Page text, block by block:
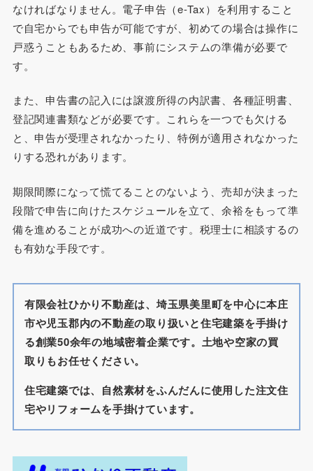
なければなりません。電子申告（e-Tax）を利用すること
で自宅からでも申告が可能ですが、初めての場合は操作に
戸惑うこともあるため、事前にシステムの準備が必要で
す。
また、申告書の記入には譲渡所得の内訳書、各種証明書、
登記関連書類などが必要です。これらを一つでも欠ける
と、申告が受理されなかったり、特例が適用されなかった
りする恐れがあります。
期限間際になって慌てることのないよう、売却が決まった
段階で申告に向けたスケジュールを立て、余裕をもって準
備を進めることが成功への近道です。税理士に相談するの
も有効な手段です。
有限会社ひかり不動産は、埼玉県美里町を中心に本庄
市や児玉郡内の不動産の取り扱いと住宅建築を手掛け
る創業50余年の地域密着企業です。土地や空家の買
取りもお任せください。
住宅建築では、自然素材をふんだんに使用した注文住
宅やリフォームを手掛けています。